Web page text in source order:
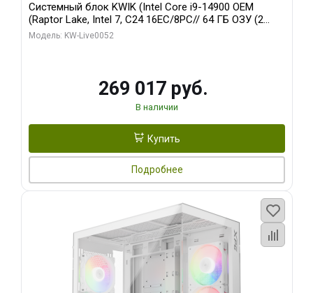
Системный блок KWIK (Intel Core i9-14900 OEM
(Raptor Lake, Intel 7, C24 16EC/8PC// 64 ГБ ОЗУ (2
модуля)/ Palit RTX5080 GAMINGPRO OC 16GB GDDR7
Модель: KW-Live0052
269 017 руб.
В наличии
Купить
Подробнее